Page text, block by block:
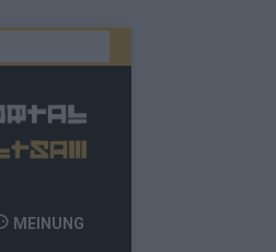
MEINUNG